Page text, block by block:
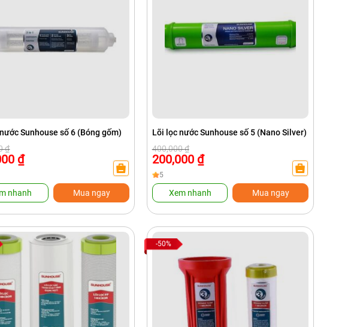
Sunhouse số 6 (Bóng gốm)
₫
₫
₫.
nhanh Mua ngay
Lõi lọc nước Sunhouse số 5 (Nano Silver)
400,000₫
Giá
gốc
là:
400,000 ₫.
200,000 ₫
Giá
hiện
tại
là:
200,000 ₫.
5
Xem nhanh Mua ngay
-50%